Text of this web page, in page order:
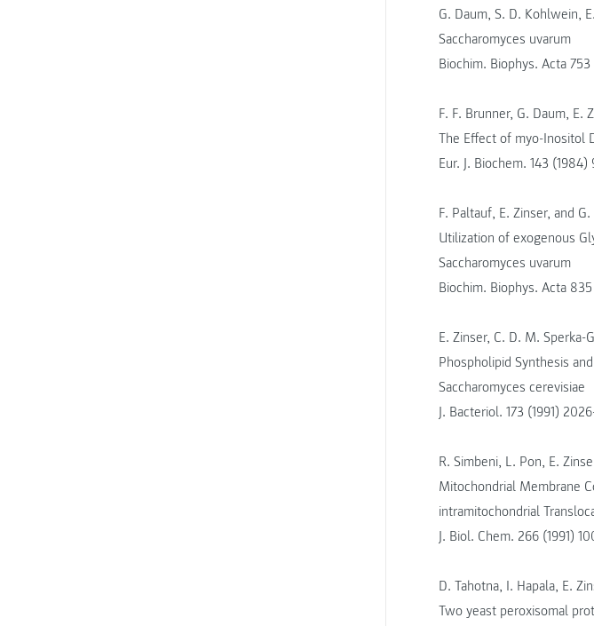
G. Daum, S. D. Kohlwein,
Saccharomyces uvarum
Biochim. Biophys. Acta
F. F. Brunner, G. Daum, E.
The Effect of myo-Inositol
Eur. J. Biochem. 143 (1984)
F. Paltauf, E. Zinser, and
Utilization of exogenous
Saccharomyces uvarum
Biochim. Biophys. Acta
E. Zinser, C. D. M.
Phospholipid Synthesis
Saccharomyces cerevisiae
J. Bacteriol. 173 (1991)
R. Simbeni, L. Pon, E.
Mitochondrial Membrane
intramitochondrial
J. Biol. Chem. 266 (1991)
D. Tahotna, I. Hapala, E.
Two yeast peroxisomal